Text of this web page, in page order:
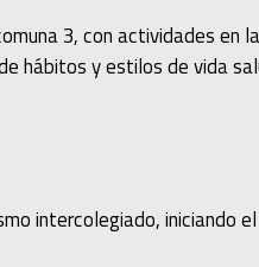
3, con actividades
hábitos y estilos de vida
intercolegiado, iniciando